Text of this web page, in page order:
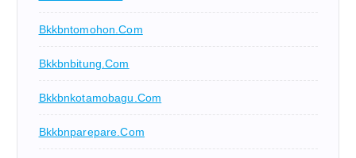
Bkkbntomohon.com
Bkkbnbitung.com
Bkkbnkotamobagu.com
Bkkbnparepare.com